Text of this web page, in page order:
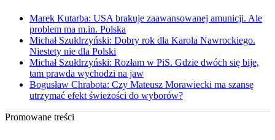
Marek Kutarba: USA brakuje zaawansowanej amunicji. Ale
problem ma m.in. Polska
Michał Szułdrzyński: Dobry rok dla Karola Nawrockiego.
Niestety nie dla Polski
Michał Szułdrzyński: Rozłam w PiS. Gdzie dwóch się bije,
tam prawda wychodzi na jaw
Bogusław Chrabota: Czy Mateusz Morawiecki ma szansę
utrzymać efekt świeżości do wyborów?
Promowane treści